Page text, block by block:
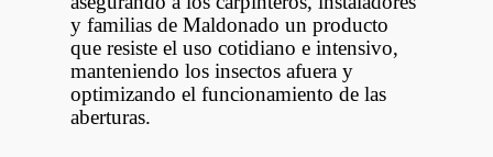
y familias de Maldonado un producto
que resiste el uso cotidiano e intensivo,
manteniendo los insectos afuera y
optimizando el funcionamiento de las
aberturas.